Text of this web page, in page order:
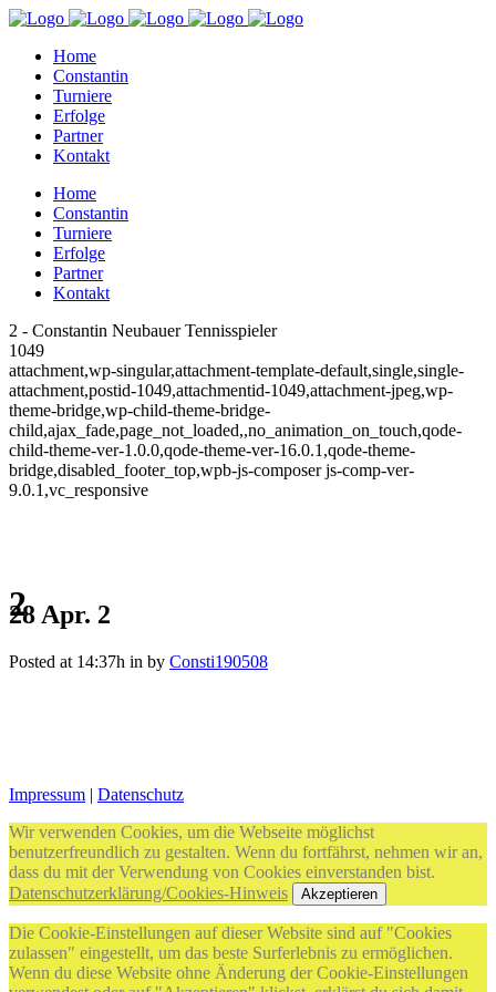
Home
Constantin
Turniere
Erfolge
Partner
Kontakt
Home
Constantin
Turniere
Erfolge
Partner
Kontakt
2 - Constantin Neubauer Tennisspieler
1049
attachment,wp-singular,attachment-template-default,single,single-
attachment,postid-1049,attachmentid-1049,attachment-jpeg,wp-
theme-bridge,wp-child-theme-bridge-
child,ajax_fade,page_not_loaded,,no_animation_on_touch,qode-
child-theme-ver-1.0.0,qode-theme-ver-16.0.1,qode-theme-
bridge,disabled_footer_top,wpb-js-composer js-comp-ver-
9.0.1,vc_responsive
2
28 Apr. 2
Posted at 14:37h in by Consti190508
Impressum | Datenschutz
Wir verwenden Cookies, um die Webseite möglichst
benutzerfreundlich zu gestalten. Wenn du fortfährst, nehmen wir an,
dass du mit der Verwendung von Cookies einverstanden bist.
Datenschutzerklärung/Cookies-Hinweis
Akzeptieren
Die Cookie-Einstellungen auf dieser Website sind auf "Cookies
zulassen" eingestellt, um das beste Surferlebnis zu ermöglichen.
Wenn du diese Website ohne Änderung der Cookie-Einstellungen